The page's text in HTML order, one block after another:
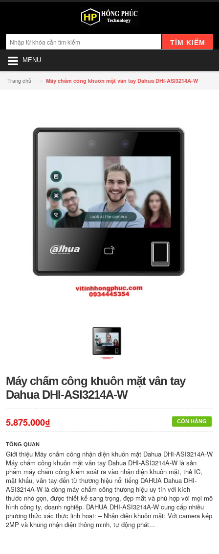
TÌM KIẾM
MENU
Trang chủ —› Máy chấm công khuôn mặt vân tay Dahua DHI-ASI3214A-W
Máy chấm công khuôn mặt vân tay
Dahua DHI-ASI3214A-W
CÒN HÀNG
5.875.000₫
TỔNG QUAN
Giới thiệu Máy chấm công nhận diện khuôn mặt Dahua DHI-ASI3214A-W
Máy chấm công khuôn mặt vân tay Dahua DHI-ASI3214A-W là sản
phẩm máy chấm công kiểm soát ra vào nhận diện khuôn mặt, thẻ IC,
mật khẩu, vân tay đến từ thương hiệu nổi tiếng DAHUA Dahua DHI-
ASI3214A-W là dòng máy chấm công thương hiệu uy tín với kích
thước nhỏ gọn, được thiết kế sang trọng, đẹp mắt và phù hợp với mọi mô
hình công ty, doanh nghiệp. DAHUA DHI-ASI3214A-W cung cấp nhiều
phương thức xác thực linh hoạt: – Nhận diện khuôn mặt: Với camera kép
2MP và khung nhận diện thông minh, tự động phát...